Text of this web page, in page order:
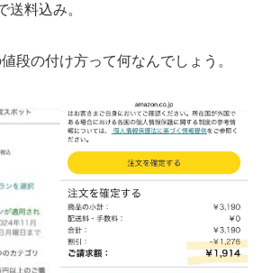
送料込み。
段の付け方って何なんでしょう。